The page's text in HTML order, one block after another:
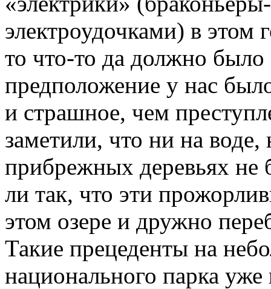
электроудочками) в этом
то что-то да должно
предположение у нас
и страшное, чем
заметили, что ни на воде,
прибрежных деревьях не
ли так, что эти
этом озере и дружно
Такие прецеденты на
национального парка